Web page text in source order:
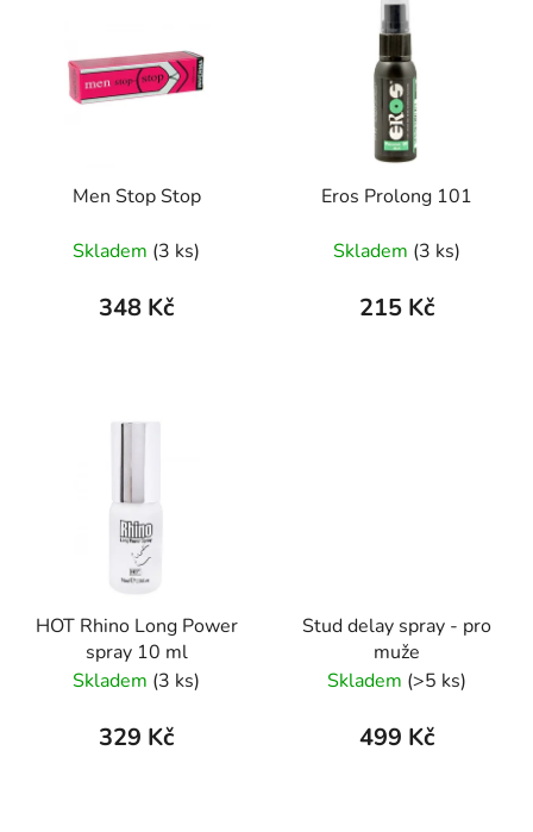
Men Stop Stop
Skladem (3 ks)
348 Kč
Eros Prolong 101
Skladem (3 ks)
215 Kč
HOT Rhino Long Power
spray 10 ml
Skladem (3 ks)
329 Kč
Stud delay spray - pro
muže
Skladem (>5 ks)
499 Kč